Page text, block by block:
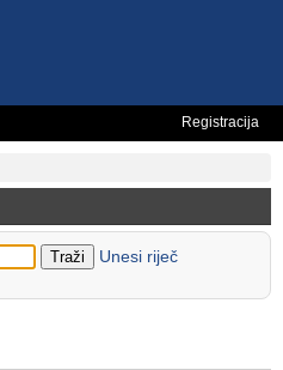
Registracija
Unesi riječ